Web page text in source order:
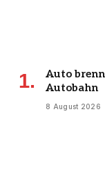
Auto
Autobahn
8 August 2026